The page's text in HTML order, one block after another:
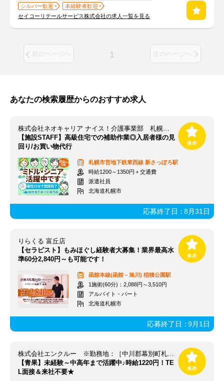
シルバー歓迎
未経験者歓迎
セイコーリテールサービス株式会社の求人一覧を見る
前のページへ 1 次のページへ
あなたの検索履歴からのおすすめ求人
株式会社ネオキャリア ナイス！介護事業部 札幌支店／SAP
【施設STAFF】高級住宅での補助作業◎入居者様の見
回り/お買い物代行
札幌市営地下鉄東西線 新さっぽろ駅
時給1200～1350円＋交通費
派遣社員
北海道札幌市
応募終了日：8月31日
りらくる 富丘店
【セラピスト】もみほぐし経験者大募集！業界最高水
準60分2,840円～も可能です！
函館本線(函館－旭川) 稲積公園駅
1施術(60分)：2,088円～3,510円
アルバイト・パート
北海道札幌市
応募終了日：9月1日
株式会社エンクルー ※勤務地：［中川郡幕別町札内共栄町］周辺 / 121_hoka2449_05-73000V
【青果】未経験～中高年まで活躍中♪時給1220円！TE
L面接＆来社不要★